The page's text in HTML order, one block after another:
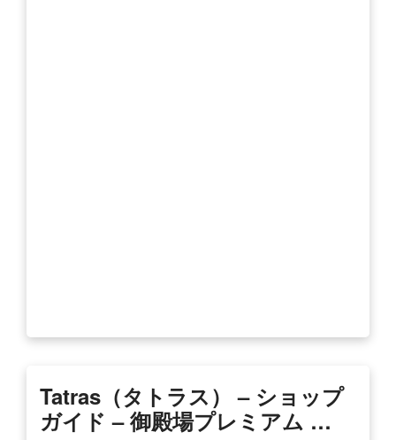
Tatras（タトラス） – ショップ
ガイド – 御殿場プレミアム …